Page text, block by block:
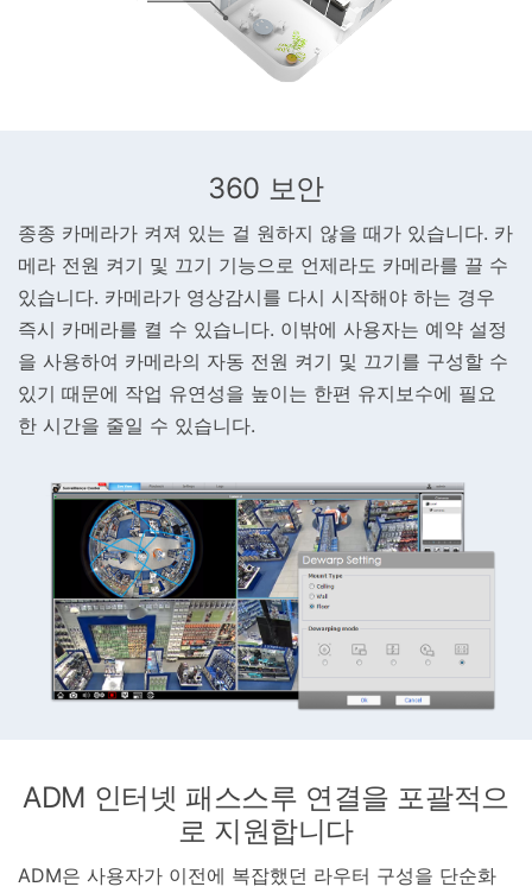
360 보안
종종 카메라가 켜져 있는 걸 원하지 않을 때가 있습니다. 카
메라 전원 켜기 및 끄기 기능으로 언제라도 카메라를 끌 수
있습니다. 카메라가 영상감시를 다시 시작해야 하는 경우
즉시 카메라를 켤 수 있습니다. 이밖에 사용자는 예약 설정
을 사용하여 카메라의 자동 전원 켜기 및 끄기를 구성할 수
있기 때문에 작업 유연성을 높이는 한편 유지보수에 필요
한 시간을 줄일 수 있습니다.
ADM 인터넷 패스스루 연결을 포괄적으
로 지원합니다
ADM은 사용자가 이전에 복잡했던 라우터 구성을 단순화